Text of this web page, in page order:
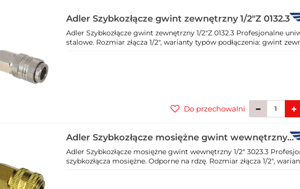
Adler Szybkozłącze gwint zewnętrzny 1/2"Z 0132.3
Adler Szybkozłącze gwint zewnętrzny 1/2"Z 0132.3 Profesjonalne
stalowe. Rozmiar złącza 1/2", warianty typów podłączenia: gwint
Do przechowalni
Adler Szybkozłącze mosiężne gwint wewnętrzny
1/2" 3023.3
Adler Szybkozłącze mosiężne gwint wewnętrzny 1/2" 3023.3
szybkozłącza mosiężne. Odporne na rdzę. Rozmiar złącza 1/2",